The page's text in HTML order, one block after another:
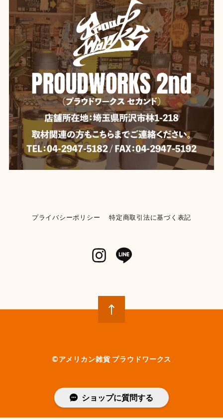
【Mercury】マーキュリー スタッキングマグ ★
イエロー
2026/06/04
いつも迅速な発送、丁寧な梱包。 ありがとうございま
す。
【DULTON】 ダルトン デスクトップ バスケット
YELLOW
2026/06/04
【Mercury】マーキュリー ビーチサンダル 《BLACK》★
BLACK-28cm
【KENDRICKS】小物入れ ペンシルケース コスメポーチ
とてもかわいいです 早速使ってみましたが、パッキン部
【SPAM】スパム スタッキングマグ
YELLOW
2026/05/31
プライバシーポリシー 特定商取引法に基づく表記
©︎アメリカン雑貨 プラウドワークス
ショップに質問する